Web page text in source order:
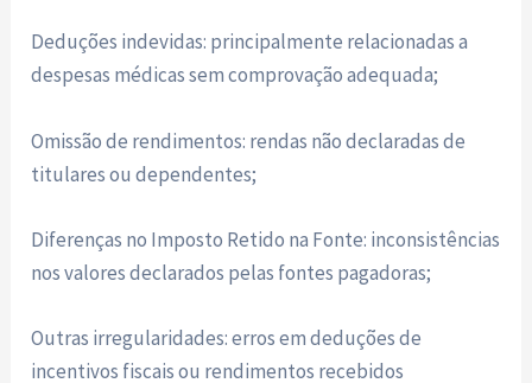
Deduções indevidas: principalmente relacionadas a
despesas médicas sem comprovação adequada;
Omissão de rendimentos: rendas não declaradas de
titulares ou dependentes;
Diferenças no Imposto Retido na Fonte: inconsistências
nos valores declarados pelas fontes pagadoras;
Outras irregularidades: erros em deduções de
incentivos fiscais ou rendimentos recebidos